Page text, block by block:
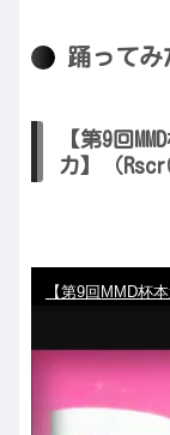
踊ってみ
【第9回
カ】（